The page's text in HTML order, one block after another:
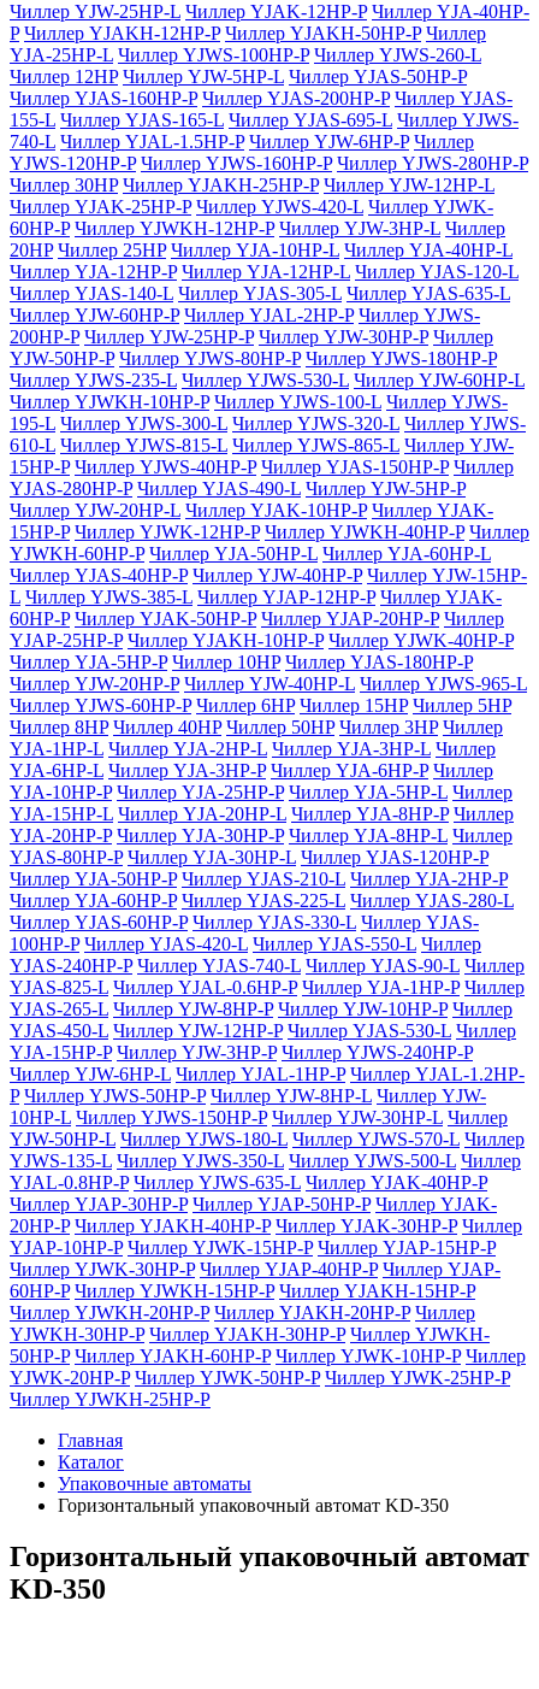
Чиллер YJW-25HP-L Чиллер YJAK-12HP-P Чиллер YJA-40HP-
P Чиллер YJAKH-12HP-P Чиллер YJAKH-50HP-P Чиллер
YJA-25HP-L Чиллер YJWS-100HP-P Чиллер YJWS-260-L
Чиллер 12HP Чиллер YJW-5HP-L Чиллер YJAS-50HP-P
Чиллер YJAS-160HP-P Чиллер YJAS-200HP-P Чиллер YJAS-
155-L Чиллер YJAS-165-L Чиллер YJAS-695-L Чиллер YJWS-
740-L Чиллер YJAL-1.5HP-P Чиллер YJW-6HP-P Чиллер
YJWS-120HP-P Чиллер YJWS-160HP-P Чиллер YJWS-280HP-P
Чиллер 30HP Чиллер YJAKH-25HP-P Чиллер YJW-12HP-L
Чиллер YJAK-25HP-P Чиллер YJWS-420-L Чиллер YJWK-
60HP-P Чиллер YJWKH-12HP-P Чиллер YJW-3HP-L Чиллер
20HP Чиллер 25HP Чиллер YJA-10HP-L Чиллер YJA-40HP-L
Чиллер YJA-12HP-P Чиллер YJA-12HP-L Чиллер YJAS-120-L
Чиллер YJAS-140-L Чиллер YJAS-305-L Чиллер YJAS-635-L
Чиллер YJW-60HP-P Чиллер YJAL-2HP-P Чиллер YJWS-
200HP-P Чиллер YJW-25HP-P Чиллер YJW-30HP-P Чиллер
YJW-50HP-P Чиллер YJWS-80HP-P Чиллер YJWS-180HP-P
Чиллер YJWS-235-L Чиллер YJWS-530-L Чиллер YJW-60HP-L
Чиллер YJWKH-10HP-P Чиллер YJWS-100-L Чиллер YJWS-
195-L Чиллер YJWS-300-L Чиллер YJWS-320-L Чиллер YJWS-
610-L Чиллер YJWS-815-L Чиллер YJWS-865-L Чиллер YJW-
15HP-P Чиллер YJWS-40HP-P Чиллер YJAS-150HP-P Чиллер
YJAS-280HP-P Чиллер YJAS-490-L Чиллер YJW-5HP-P
Чиллер YJW-20HP-L Чиллер YJAK-10HP-P Чиллер YJAK-
15HP-P Чиллер YJWK-12HP-P Чиллер YJWKH-40HP-P Чиллер
YJWKH-60HP-P Чиллер YJA-50HP-L Чиллер YJA-60HP-L
Чиллер YJAS-40HP-P Чиллер YJW-40HP-P Чиллер YJW-15HP-
L Чиллер YJWS-385-L Чиллер YJAP-12HP-P Чиллер YJAK-
60HP-P Чиллер YJAK-50HP-P Чиллер YJAP-20HP-P Чиллер
YJAP-25HP-P Чиллер YJAKH-10HP-P Чиллер YJWK-40HP-P
Чиллер YJA-5HP-P Чиллер 10HP Чиллер YJAS-180HP-P
Чиллер YJW-20HP-P Чиллер YJW-40HP-L Чиллер YJWS-965-L
Чиллер YJWS-60HP-P Чиллер 6HP Чиллер 15HP Чиллер 5HP
Чиллер 8HP Чиллер 40HP Чиллер 50HP Чиллер 3HP Чиллер
YJA-1HP-L Чиллер YJA-2HP-L Чиллер YJA-3HP-L Чиллер
YJA-6HP-L Чиллер YJA-3HP-P Чиллер YJA-6HP-P Чиллер
YJA-10HP-P Чиллер YJA-25HP-P Чиллер YJA-5HP-L Чиллер
YJA-15HP-L Чиллер YJA-20HP-L Чиллер YJA-8HP-P Чиллер
YJA-20HP-P Чиллер YJA-30HP-P Чиллер YJA-8HP-L Чиллер
YJAS-80HP-P Чиллер YJA-30HP-L Чиллер YJAS-120HP-P
Чиллер YJA-50HP-P Чиллер YJAS-210-L Чиллер YJA-2HP-P
Чиллер YJA-60HP-P Чиллер YJAS-225-L Чиллер YJAS-280-L
Чиллер YJAS-60HP-P Чиллер YJAS-330-L Чиллер YJAS-
100HP-P Чиллер YJAS-420-L Чиллер YJAS-550-L Чиллер
YJAS-240HP-P Чиллер YJAS-740-L Чиллер YJAS-90-L Чиллер
YJAS-825-L Чиллер YJAL-0.6HP-P Чиллер YJA-1HP-P Чиллер
YJAS-265-L Чиллер YJW-8HP-P Чиллер YJW-10HP-P Чиллер
YJAS-450-L Чиллер YJW-12HP-P Чиллер YJAS-530-L Чиллер
YJA-15HP-P Чиллер YJW-3HP-P Чиллер YJWS-240HP-P
Чиллер YJW-6HP-L Чиллер YJAL-1HP-P Чиллер YJAL-1.2HP-
P Чиллер YJWS-50HP-P Чиллер YJW-8HP-L Чиллер YJW-
10HP-L Чиллер YJWS-150HP-P Чиллер YJW-30HP-L Чиллер
YJW-50HP-L Чиллер YJWS-180-L Чиллер YJWS-570-L Чиллер
YJWS-135-L Чиллер YJWS-350-L Чиллер YJWS-500-L Чиллер
YJAL-0.8HP-P Чиллер YJWS-635-L Чиллер YJAK-40HP-P
Чиллер YJAP-30HP-P Чиллер YJAP-50HP-P Чиллер YJAK-
20HP-P Чиллер YJAKH-40HP-P Чиллер YJAK-30HP-P Чиллер
YJAP-10HP-P Чиллер YJWK-15HP-P Чиллер YJAP-15HP-P
Чиллер YJWK-30HP-P Чиллер YJAP-40HP-P Чиллер YJAP-
60HP-P Чиллер YJWKH-15HP-P Чиллер YJAKH-15HP-P
Чиллер YJWKH-20HP-P Чиллер YJAKH-20HP-P Чиллер
YJWKH-30HP-P Чиллер YJAKH-30HP-P Чиллер YJWKH-
50HP-P Чиллер YJAKH-60HP-P Чиллер YJWK-10HP-P Чиллер
YJWK-20HP-P Чиллер YJWK-50HP-P Чиллер YJWK-25HP-P
Чиллер YJWKH-25HP-P
Главная
Каталог
Упаковочные автоматы
Горизонтальный упаковочный автомат KD-350
Горизонтальный упаковочный автомат
KD-350